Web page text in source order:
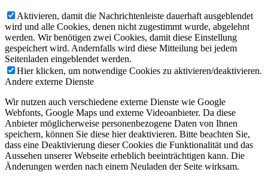
Aktivieren, damit die Nachrichtenleiste dauerhaft ausgeblendet
wird und alle Cookies, denen nicht zugestimmt wurde, abgelehnt
werden. Wir benötigen zwei Cookies, damit diese Einstellung
gespeichert wird. Andernfalls wird diese Mitteilung bei jedem
Seitenladen eingeblendet werden.
Hier klicken, um notwendige Cookies zu aktivieren/deaktivieren.
Andere externe Dienste
Wir nutzen auch verschiedene externe Dienste wie Google
Webfonts, Google Maps und externe Videoanbieter. Da diese
Anbieter möglicherweise personenbezogene Daten von Ihnen
speichern, können Sie diese hier deaktivieren. Bitte beachten Sie,
dass eine Deaktivierung dieser Cookies die Funktionalität und das
Aussehen unserer Webseite erheblich beeinträchtigen kann. Die
Änderungen werden nach einem Neuladen der Seite wirksam.